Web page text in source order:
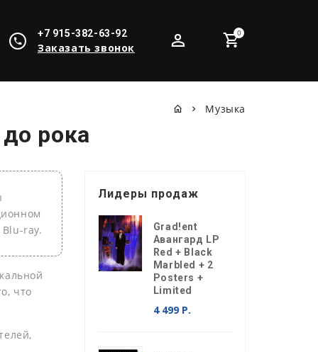
0
+7 915-382-63-92
Заказать звонок
Музыка
рока
ray.
что
Лидеры продаж
Grad!ent
Авангард LP
Red + Black
Marbled + 2
Posters +
Limited
4 499 Р.